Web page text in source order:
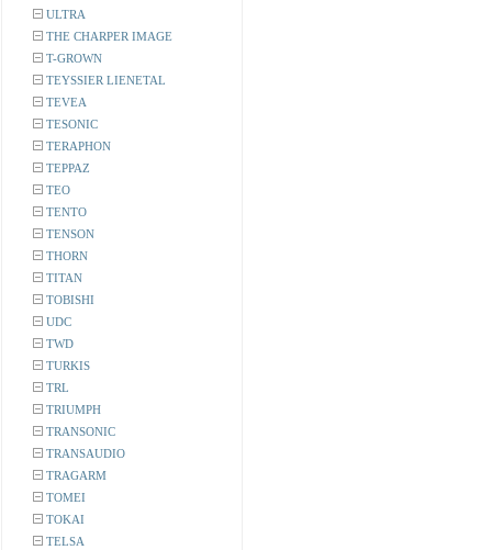
ULTRA
THE CHARPER IMAGE
T-GROWN
TEYSSIER LIENETAL
TEVEA
TESONIC
TERAPHON
TEPPAZ
TEO
TENTO
TENSON
THORN
TITAN
TOBISHI
UDC
TWD
TURKIS
TRL
TRIUMPH
TRANSONIC
TRANSAUDIO
TRAGARM
TOMEI
TOKAI
TELSA